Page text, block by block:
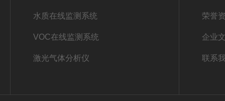
水质在线监测系统
VOC在线监测系统
激光气体分析仪
荣誉
企业
联系